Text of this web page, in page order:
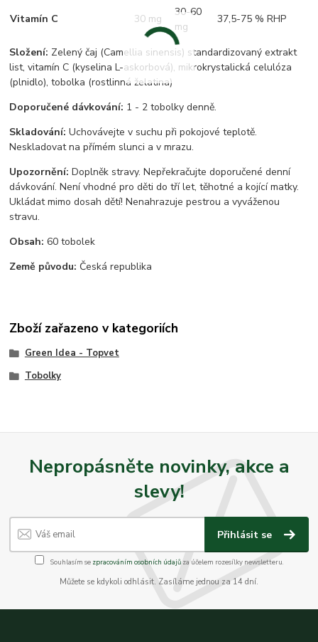
Vitamín C 30 mg
30-60
mg
37,5-75 % RHP
Složení: Zelený čaj (Camellia sinensis) standardizovaný extrakt
list, vitamín C (kyselina L-askorbová), mikrokrystalická celulóza
(plnidlo), tobolka (rostlinná želatina)
Doporučené dávkování: 1 - 2 tobolky denně.
Skladování:Uchovávejte v suchu při pokojové teplotě.
Neskladovat na přímém slunci a v mrazu.
Upozornění: Doplněk stravy. Nepřekračujte doporučené denní
dávkování. Není vhodné pro děti do tří let, těhotné a kojící matky.
Ukládat mimo dosah dětí! Nenahrazuje pestrou a vyváženou
stravu.
Obsah: 60 tobolek
Země původu: Česká republika
Zboží zařazeno v kategoriích
Green Idea - Topvet
Tobolky
Nepropásněte novinky, akce a
slevy!
Přihlásit se
Souhlasím se zpracováním osobních údajůza účelem rozesílky newsletteru.
Můžete se kdykoli odhlásit. Zasíláme jednou za 14 dní.